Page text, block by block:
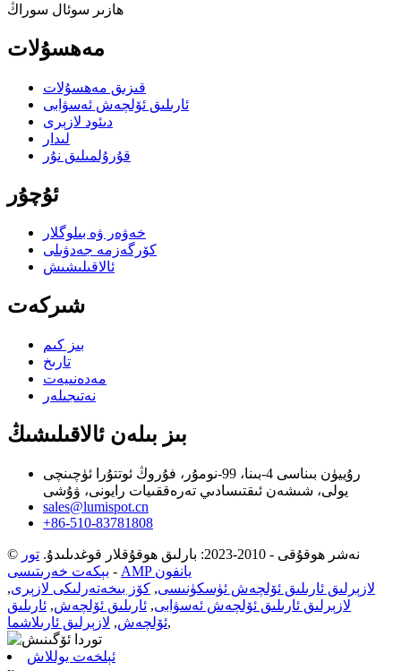
ھازىر سوئال سوراڭ
مەھسۇلات
قىزىق مەھسۇلات
ئارىلىق ئۆلچەش ئەسۋابى
دىئود لازېرى
لىدار
قۇرۇلمىلىق نۇر
ئۇچۇر
خەۋەر ۋە بىلوگلار
كۆرگەزمە جەدۋىلى
ئالاقىلىشىش
شىركەت
بىز كىم
تارىخ
مەدەنىيەت
نەتىجىلەر
بىز بىلەن ئالاقىلىشىڭ
رۇييۈن بىناسى 4-بىنا، 99-نومۇر، فۇروڭ ئوتتۇرا ئۈچىنچى
يولى، شىشەن ئىقتىسادىي تەرەققىيات رايونى، ۋۇشى
sales@lumispot.cn
+86-510-83781808
© نەشر ھوقۇقى - 2010-2023: بارلىق ھوقۇقلار قوغدىلىدۇ.
تور
بېكەت خەرىتىسى -
AMP يانفون
لازېرلىق ئارىلىق ئۆلچەش ئۈسكۈنىسى, كۆز بىخەتەرلىكى لازېرى,
لازېرلىق ئارىلىق ئۆلچەش ئەسۋابى, ئارىلىق ئۆلچەش, ئارىلىق
ئۆلچەش, لازېرلىق ئارىلاشما ,
ئېلخەت يوللاش